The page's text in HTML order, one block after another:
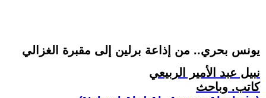
يونس بحري.. من إذاعة برلين إلى مقبرة الغزالي
نبيل عبد الأمير الربيعي
كاتب. وباحث